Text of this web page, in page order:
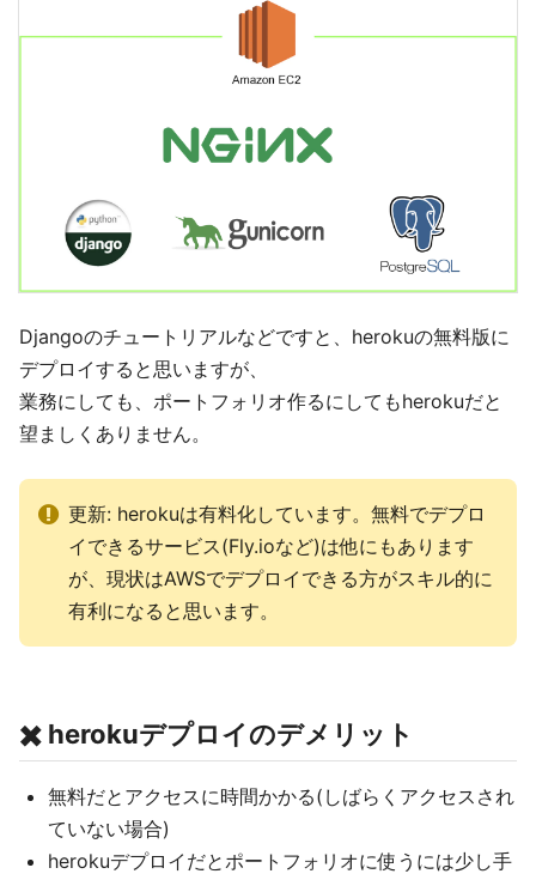
Djangoのチュートリアルなどですと、herokuの無料版に
デプロイすると思いますが、
業務にしても、ポートフォリオ作るにしてもherokuだと
望ましくありません。
更新: herokuは有料化しています。無料でデプロ
イできるサービス(Fly.ioなど)は他にもあります
が、現状はAWSでデプロイできる方がスキル的に
有利になると思います。
✖️ herokuデプロイのデメリット
無料だとアクセスに時間かかる(しばらくアクセスされ
ていない場合)
herokuデプロイだとポートフォリオに使うには少し手